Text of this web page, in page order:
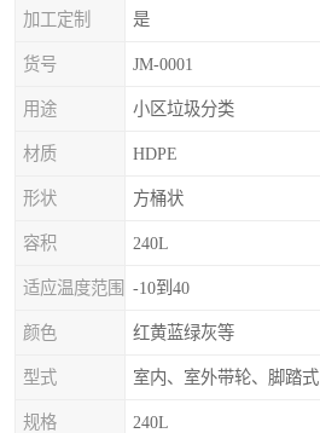
加工定制 是
货号 JM-0001
用途 小区垃圾分类
材质 HDPE
形状 方桶状
容积 240L
适应温度范围 -10到40
颜色 红黄蓝绿灰等
型式 室内、室外带轮、脚踏式
规格 240L